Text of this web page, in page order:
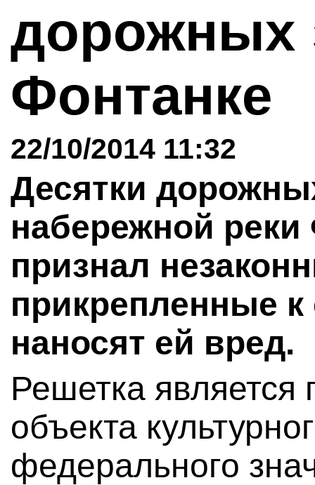
дорожных
Фонтанке
22/10/2014 11:32
Десятки
набережной
признал
прикрепленные к
наносят ей вред.
Решетка
объекта
федерального